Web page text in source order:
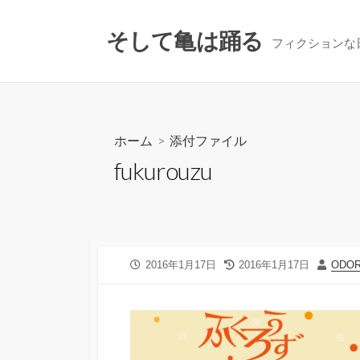
そして亀は踊る フィクションな
ホーム > 添付ファイル
fukurouzu
公
2016年1月17日
最
新
日
2016年1月17日
投